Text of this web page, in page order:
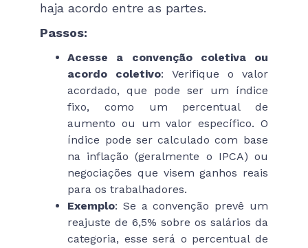
haja acordo entre as partes.
Passos:
Acesse a convenção coletiva ou
acordo coletivo: Verifique o valor
acordado, que pode ser um índice
fixo, como um percentual de
aumento ou um valor específico. O
índice pode ser calculado com base
na inflação (geralmente o IPCA) ou
negociações que visem ganhos reais
para os trabalhadores.
Exemplo: Se a convenção prevê um
reajuste de 6,5% sobre os salários da
categoria, esse será o percentual de